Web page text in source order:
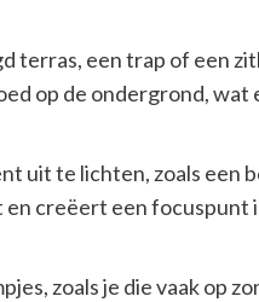
terras, een trap of een
op de ondergrond, wat
uit te lichten, zoals een
creëert een focuspunt
zoals je die vaak op